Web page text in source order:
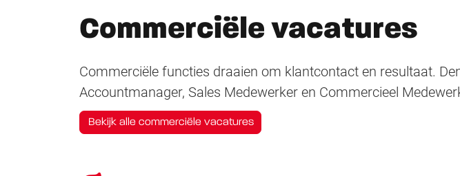
Commerciële vacatures
Commerciële functies draaien om klantcontact en resultaat.
Accountmanager, Sales Medewerker en Commercieel
Bekijk alle commerciële vacatures